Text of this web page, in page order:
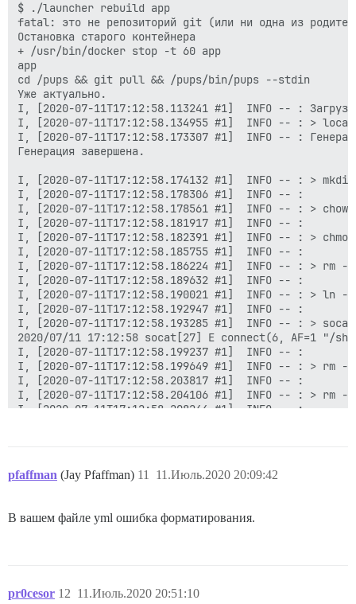
$ ./launcher rebuild app
fatal: это не репозиторий git (или ни одна из
Остановка старого контейнера
+ /usr/bin/docker stop -t 60 app
app
cd /pups && git pull && /pups/bin/pups --stdin
Уже актуально.
I, [2020-07-11T17:12:58.113241 #1]  INFO -- :
I, [2020-07-11T17:12:58.134955 #1]  INFO -- : >
I, [2020-07-11T17:12:58.173307 #1]  INFO -- :
Генерация завершена.
I, [2020-07-11T17:12:58.174132 #1]  INFO -- : >
I, [2020-07-11T17:12:58.178306 #1]  INFO -- :
I, [2020-07-11T17:12:58.178561 #1]  INFO -- : >
I, [2020-07-11T17:12:58.181917 #1]  INFO -- :
I, [2020-07-11T17:12:58.182391 #1]  INFO -- : >
I, [2020-07-11T17:12:58.185755 #1]  INFO -- :
I, [2020-07-11T17:12:58.186224 #1]  INFO -- : > rm
I, [2020-07-11T17:12:58.189632 #1]  INFO -- :
I, [2020-07-11T17:12:58.190021 #1]  INFO -- : > ln -
I, [2020-07-11T17:12:58.192947 #1]  INFO -- :
I, [2020-07-11T17:12:58.193285 #1]  INFO -- : > socat
2020/07/11 17:12:58 socat[27] E connect(6, AF=1 "/
I, [2020-07-11T17:12:58.199237 #1]  INFO -- :
I, [2020-07-11T17:12:58.199649 #1]  INFO -- : > rm
I, [2020-07-11T17:12:58.203817 #1]  INFO -- :
I, [2020-07-11T17:12:58.204106 #1]  INFO -- : > rm
I, [2020-07-11T17:12:58.208244 #1]  INFO -- :
I, [2020-07-11T17:12:58.228222 #1]  INFO -- : Файл
I, [2020-07-11T17:12:58.245972 #1]  INFO -- : Файл >
pfaffman (Jay Pfaffman) 11.Июль.2020 20:09:42
11
В вашем файле yml ошибка форматирования.
pr0cesor 11.Июль.2020 20:51:10
12